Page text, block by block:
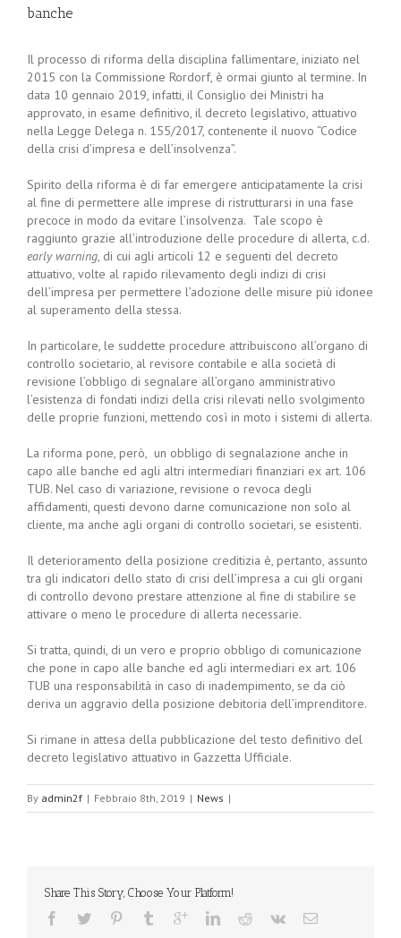
banche
Il processo di riforma della disciplina fallimentare, iniziato nel
2015 con la Commissione Rordorf, è ormai giunto al termine. In
data 10 gennaio 2019, infatti, il Consiglio dei Ministri ha
approvato, in esame definitivo, il decreto legislativo, attuativo
nella Legge Delega n. 155/2017, contenente il nuovo “Codice
della crisi d’impresa e dell’insolvenza”.
Spirito della riforma è di far emergere anticipatamente la crisi
al fine di permettere alle imprese di ristrutturarsi in una fase
precoce in modo da evitare l’insolvenza. Tale scopo è
raggiunto grazie all’introduzione delle procedure di allerta, c.d.
early warning, di cui agli articoli 12 e seguenti del decreto
attuativo, volte al rapido rilevamento degli indizi di crisi
dell’impresa per permettere l’adozione delle misure più idonee
al superamento della stessa.
In particolare, le suddette procedure attribuiscono all’organo di
controllo societario, al revisore contabile e alla società di
revisione l’obbligo di segnalare all’organo amministrativo
l’esistenza di fondati indizi della crisi rilevati nello svolgimento
delle proprie funzioni, mettendo così in moto i sistemi di allerta.
La riforma pone, però, un obbligo di segnalazione anche in
capo alle banche ed agli altri intermediari finanziari ex art. 106
TUB. Nel caso di variazione, revisione o revoca degli
affidamenti, questi devono darne comunicazione non solo al
cliente, ma anche agli organi di controllo societari, se esistenti.
Il deterioramento della posizione creditizia è, pertanto, assunto
tra gli indicatori dello stato di crisi dell’impresa a cui gli organi
di controllo devono prestare attenzione al fine di stabilire se
attivare o meno le procedure di allerta necessarie.
Si tratta, quindi, di un vero e proprio obbligo di comunicazione
che pone in capo alle banche ed agli intermediari ex art. 106
TUB una responsabilità in caso di inadempimento, se da ciò
deriva un aggravio della posizione debitoria dell’imprenditore.
Si rimane in attesa della pubblicazione del testo definitivo del
decreto legislativo attuativo in Gazzetta Ufficiale.
By admin2f | Febbraio 8th, 2019 | News |
Share This Story, Choose Your Platform!